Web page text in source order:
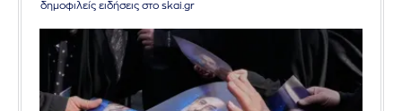
δημοφιλείς ειδήσεις στο skai.gr